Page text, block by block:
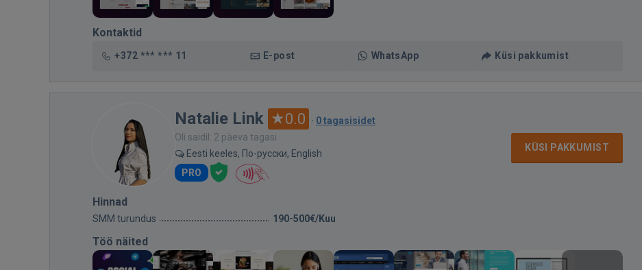
Kontaktid
+372 *** *** 11 E-post WhatsApp Küsi pakkumist
Natalie Link 0.0 · 0 tagasisidet
Oli saidil: 2 päeva tagasi
Eesti keeles, По-русски, English
PRO
KÜSI PAKKUMIST
Hinnad
SMM turundus 190-500€/Kuu
Töö näited